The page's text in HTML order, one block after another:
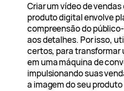
Criar um vídeo de
produto digital envolve
compreensão do
aos detalhes. Por isso,
certos, para transformar
em uma máquina de
impulsionando suas
a imagem do seu